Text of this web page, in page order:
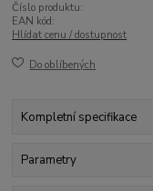
Číslo produktu:
EAN kód:
Hlídat cenu / dostupnost
Do oblíbených
Kompletní specifikace
Parametry